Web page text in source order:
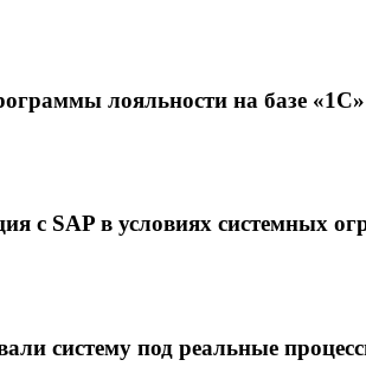
лояльности на базе «1С»
с SAP в условиях системных
систему под реальные